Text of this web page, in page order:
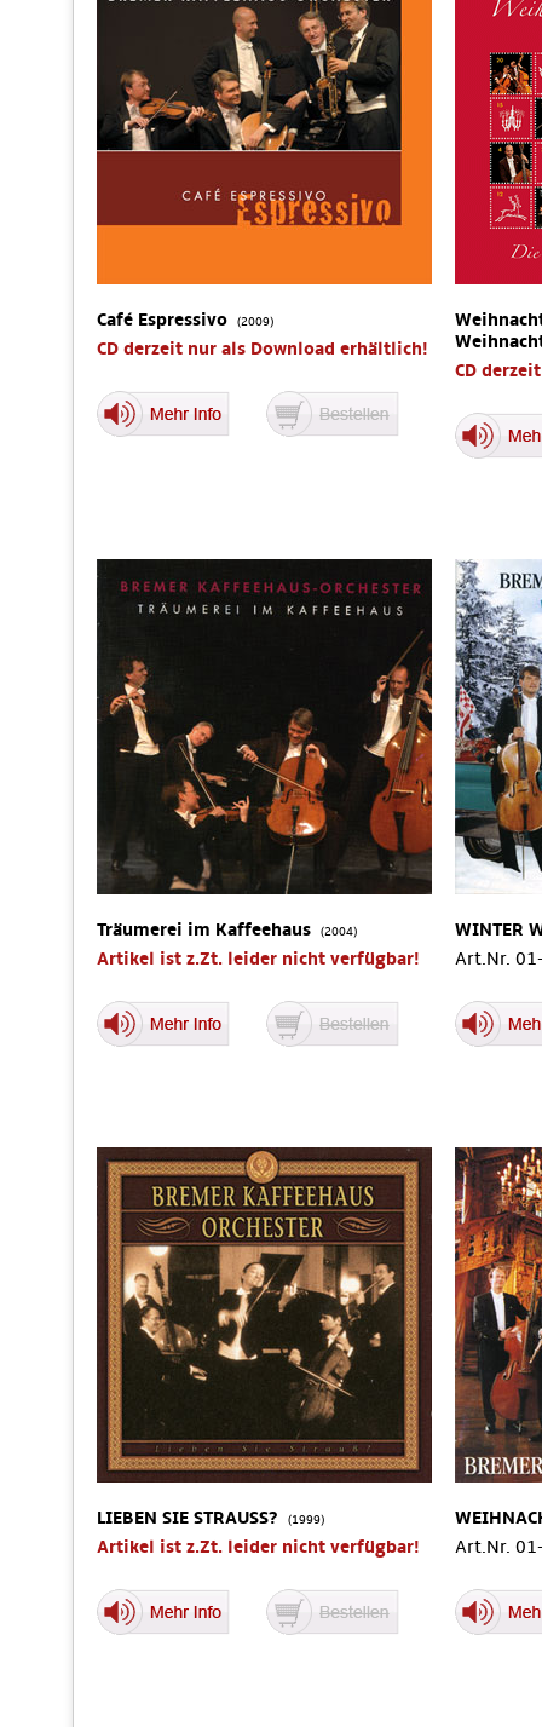
Café Espressivo (2009)
CD derzeit nur als Download erhältlich!
CD
Träumerei im Kaffeehaus (2004)
Artikel ist z.Zt. leider nicht verfügbar!
WINTER
Art.Nr.
LIEBEN SIE STRAUSS? (1999)
Artikel ist z.Zt. leider nicht verfügbar!
Art.Nr.